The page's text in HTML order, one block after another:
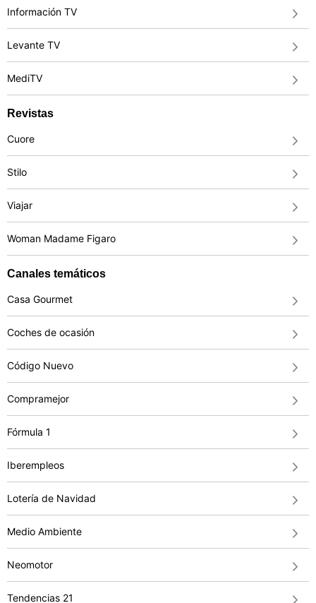
Información TV
Levante TV
MediTV
Revistas
Cuore
Stilo
Viajar
Woman Madame Figaro
Canales temáticos
Casa Gourmet
Coches de ocasión
Código Nuevo
Compramejor
Fórmula 1
Iberempleos
Lotería de Navidad
Medio Ambiente
Neomotor
Tendencias 21